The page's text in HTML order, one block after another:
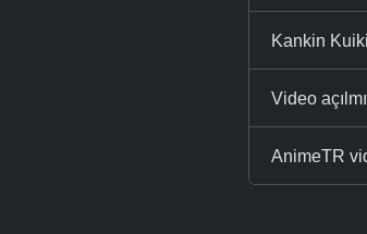
Kankin
Video
AnimeTR